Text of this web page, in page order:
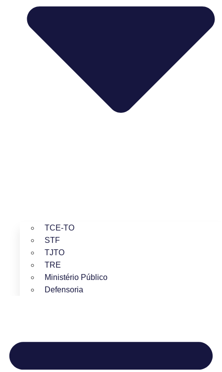
TCE-TO
STF
TJTO
TRE
Ministério Público
Defensoria